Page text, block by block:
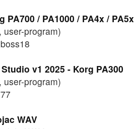
PA700 / PA1000 / PA4x / PA5x
user-program)
v1 2025 - Korg PA300
user-program)
WAV